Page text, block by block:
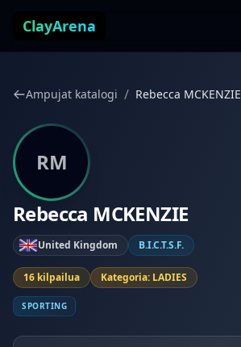
ClayArena
Ampujat katalogi / Rebecca MCKENZIE
RM
Rebecca MCKENZIE
United Kingdom B.I.C.T.S.F.
16 kilpailua Kategoria: LADIES
SPORTING